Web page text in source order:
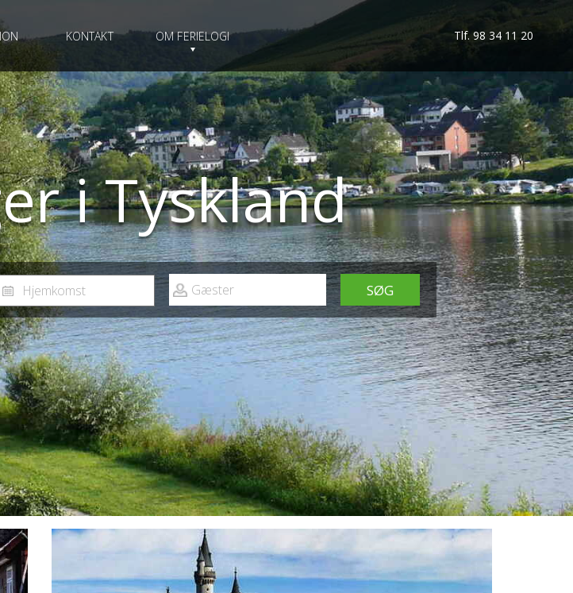
i Tyskland
Gæster SØG
KONTAKT OM FERIELOGI Tlf. 98 34 11 20